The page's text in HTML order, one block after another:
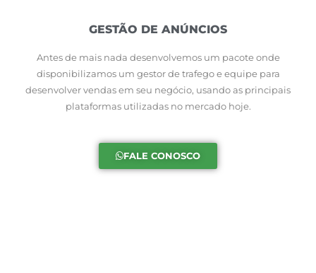
GESTÃO DE ANÚNCIOS
Antes de mais nada desenvolvemos um pacote onde
disponibilizamos um gestor de trafego e equipe para
desenvolver vendas em seu negócio, usando as principais
plataformas utilizadas no mercado hoje.
FALE CONOSCO